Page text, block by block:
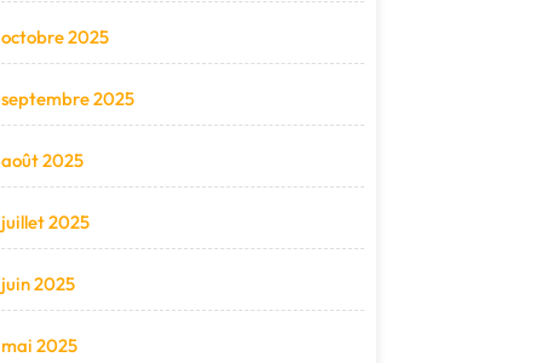
octobre 2025
septembre 2025
août 2025
juillet 2025
juin 2025
mai 2025